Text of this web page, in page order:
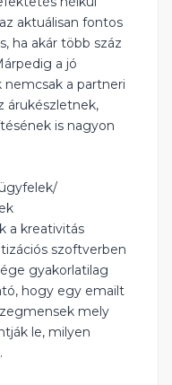
aktuálisan fontos
ha akár több száz
a jó
a partneri
árukészletnek,
is nagyon
a kreativitás
szoftverben
gyakorlatilag
hogy egy emailt
mely
le, milyen